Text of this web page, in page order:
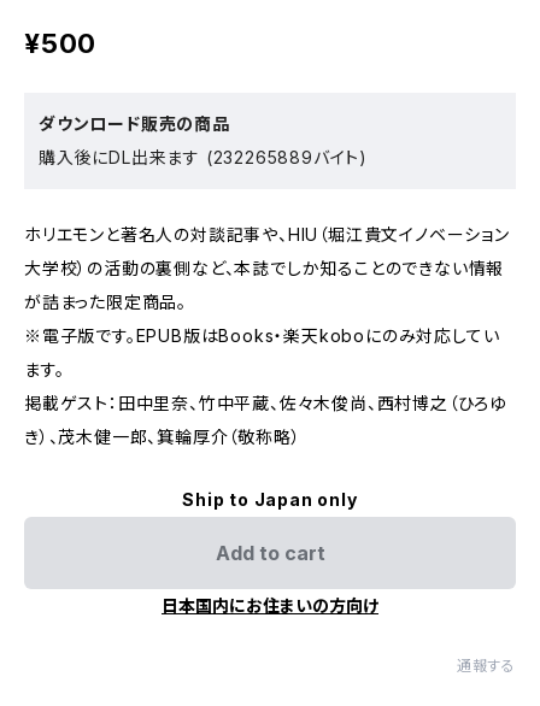
¥500
ダウンロード販売の商品
購入後にDL出来ます (232265889バイト)
ホリエモンと著名人の対談記事や、HIU（堀江貴文イノベーション
大学校）の活動の裏側など、本誌でしか知ることのできない情報
が詰まった限定商品。
※電子版です。EPUB版はBooks・楽天koboにのみ対応してい
ます。
掲載ゲスト：田中里奈、竹中平蔵、佐々木俊尚、西村博之（ひろゆ
き）、茂木健一郎、箕輪厚介（敬称略）
Ship to Japan only
Add to cart
日本国内にお住まいの方向け
通報する